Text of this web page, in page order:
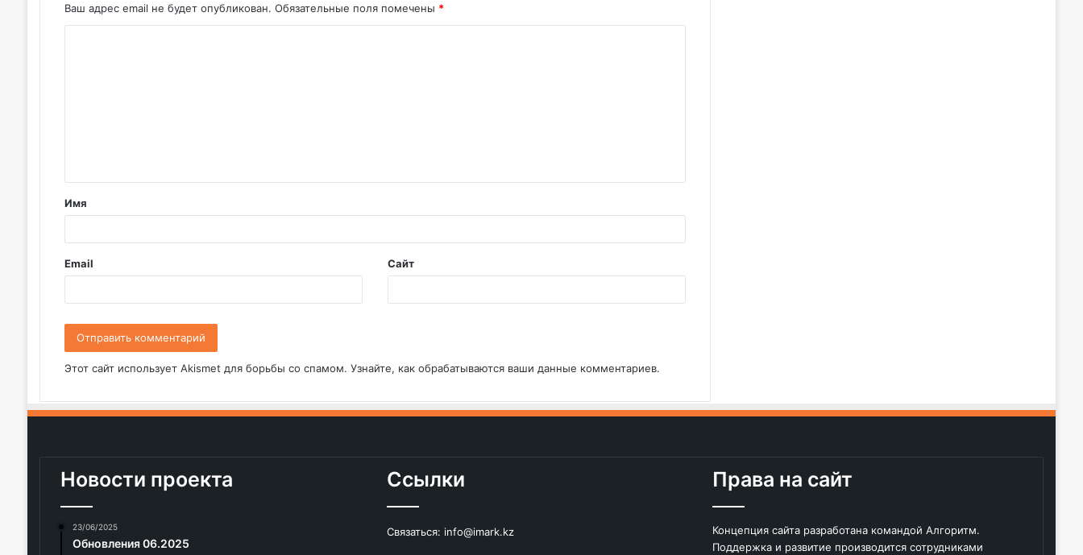
Ваш адрес email не будет опубликован. Обязательные поля помечены *
т
а
й
*
Имя
Email Сайт
Этот сайт использует Akismet для борьбы со спамом. Узнайте, как обрабатываются ваши данные комментариев.
Новости проекта
23/06/2025
Обновления 06.2025
Ссылки
Связаться: info@imark.kz
Права на сайт
Концепция сайта разработана командой Алгоритм.
Поддержка и развитие производится сотрудниками